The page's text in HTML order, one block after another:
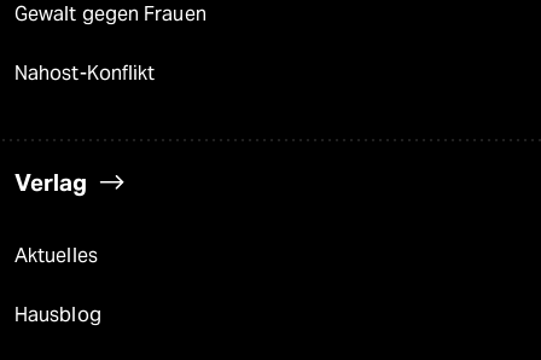
Gewalt gegen Frauen
Nahost-Konflikt
Verlag
Aktuelles
Hausblog